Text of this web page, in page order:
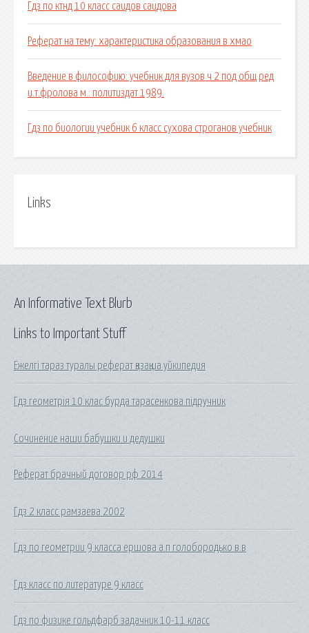
Гдз по ктнд 10 класс саидов саидова
Реферат на тему: характеристика образования в хмао
Введение в философию: учебник для вузов ч 2 под общ ред
и.т.фролова м.: политиздат 1989.
Гдз по биологии учебник 6 класс сухова строганов учебник
Links
Links to Important Stuff
Ежелгі тараз туралы реферат қазақша уйкипедия
Гдз геометрія 10 клас бурда тарасенкова підручник
Сочинение наши бабушки и дедушки
Реферат брачный договор рф 2014
Гдз 2 класс рамзаева 2002
Гдз по геометрии 9 класса ершова а.п голобородько в.в
Гдз класс по литературе 9 класс
Гдз по физике гольдфарб задачник 10-11 класс
An Informative Text Blurb